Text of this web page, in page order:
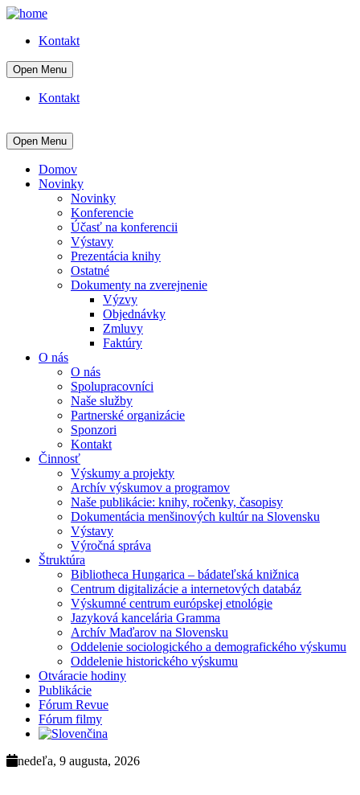
Kontakt
Open Menu
Kontakt
Open Menu
Domov
Novinky
Novinky
Konferencie
Účasť na konferencii
Výstavy
Prezentácia knihy
Ostatné
Dokumenty na zverejnenie
Výzvy
Objednávky
Zmluvy
Faktúry
O nás
O nás
Spolupracovníci
Naše služby
Partnerské organizácie
Sponzori
Kontakt
Činnosť
Výskumy a projekty
Archív výskumov a programov
Naše publikácie: knihy, ročenky, časopisy
Dokumentácia menšinových kultúr na Slovensku
Výstavy
Výročná správa
Štruktúra
Bibliotheca Hungarica – bádateľská knižnica
Centrum digitalizácie a internetových databáz
Výskumné centrum európskej etnológie
Jazyková kancelária Gramma
Archív Maďarov na Slovensku
Oddelenie sociologického a demografického výskumu
Oddelenie historického výskumu
Otváracie hodiny
Publikácie
Fórum Revue
Fórum filmy
nedeľa, 9 augusta, 2026